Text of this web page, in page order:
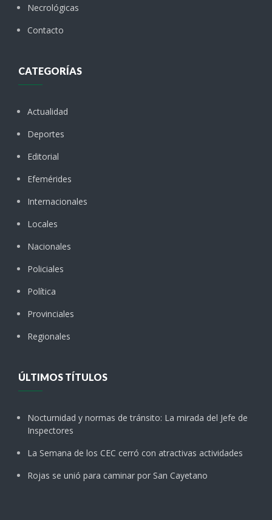
Necrológicas
Contacto
CATEGORÍAS
Actualidad
Deportes
Editorial
Efemérides
Internacionales
Locales
Nacionales
Policiales
Política
Provinciales
Regionales
ÚLTIMOS TÍTULOS
Nocturnidad y normas de tránsito: La mirada del Jefe de
Inspectores
La Semana de los CEC cerró con atractivas actividades
Rojas se unió para caminar por San Cayetano